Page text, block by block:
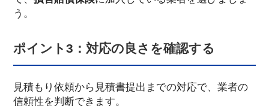
う。
ポイント3：対応の良さを確認する
見積もり依頼から見積書提出までの対応で、業者の
信頼性を判断できます。